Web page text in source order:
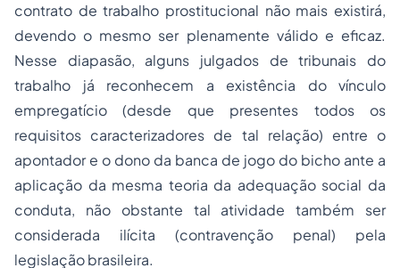
contrato de trabalho prostitucional não mais existirá,
devendo o mesmo ser plenamente válido e eficaz.
Nesse diapasão, alguns julgados de tribunais do
trabalho já reconhecem a existência do vínculo
empregatício (desde que presentes todos os
requisitos caracterizadores de tal relação) entre o
apontador e o dono da banca de jogo do bicho ante a
aplicação da mesma teoria da adequação social da
conduta, não obstante tal atividade também ser
considerada ilícita (contravenção penal) pela
legislação brasileira.